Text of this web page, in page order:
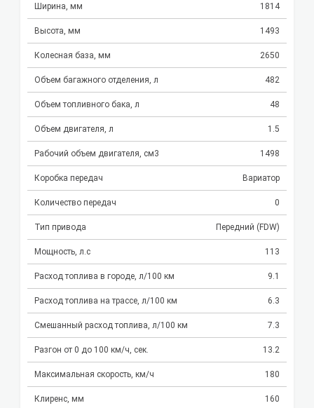
Ширина, мм 1814
Высота, мм 1493
Колесная база, мм 2650
Объем багажного отделения, л 482
Объем топливного бака, л 48
Объем двигателя, л 1.5
Рабочий объем двигателя, см3 1498
Коробка передач Вариатор
Количество передач 0
Тип привода Передний (FDW)
Мощность, л.с 113
Расход топлива в городе, л/100 км 9.1
Расход топлива на трассе, л/100 км 6.3
Смешанный расход топлива, л/100 км 7.3
Разгон от 0 до 100 км/ч, сек. 13.2
Максимальная скорость, км/ч 180
Клиренс, мм 160